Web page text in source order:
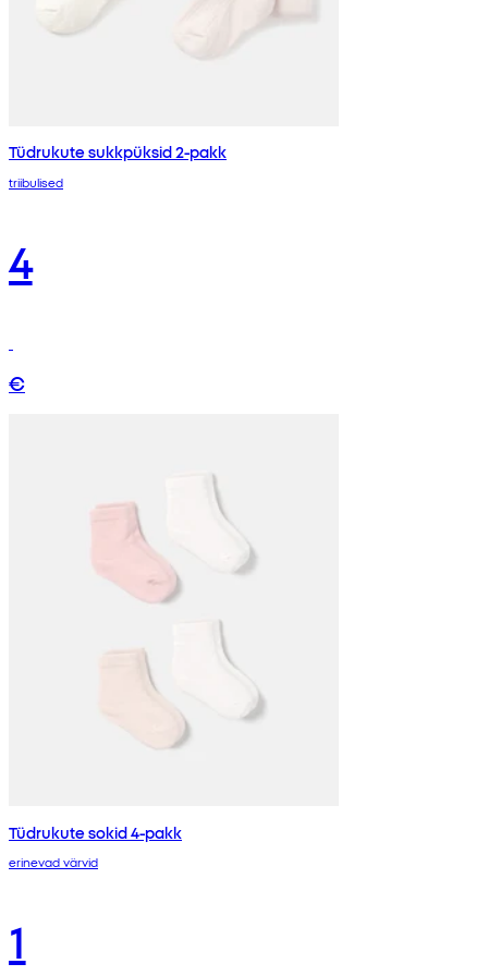
Tüdrukute sukkpüksid 2-pakk
triibulised
4
€
Tüdrukute sokid 4-pakk
erinevad värvid
1